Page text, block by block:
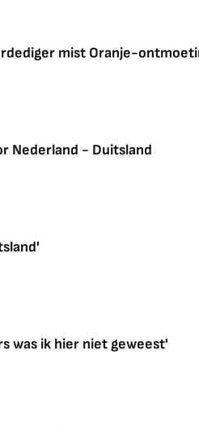
mist Oranje-
Nederland - Duitsland
was ik hier niet geweest'